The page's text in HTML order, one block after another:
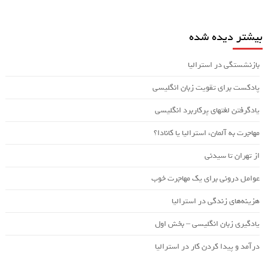
بیشتر دیده شده
بازنشستگی در استرالیا
پادکست برای تقویت زبان انگلیسی
یادگرفتن لغتهای پرکاربرد انگلیسی
مهاجرت به آلمان، استرالیا یا کانادا؟
از تهران تا سیدنی
عوامل درونی برای یک مهاجرت خوب
هزینه‌های زندگی در استرالیا
یادگیری زبان انگلیسی – بخش اول
درآمد و پیدا کردن کار در استرالیا